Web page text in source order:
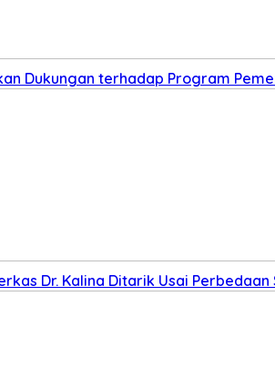
Dukungan terhadap Program
Dr. Kalina Ditarik Usai Perbedaan